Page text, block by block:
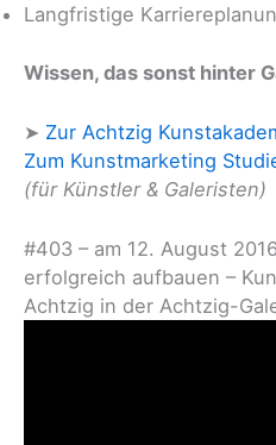
Langfristige
Wissen, das sonst hinter
➤ Zur Achtzig
Zum Kunstmarketing
(für Künstler & Galeristen)
#403 – am 12. August
erfolgreich aufbauen –
Achtzig in der Achtzig-